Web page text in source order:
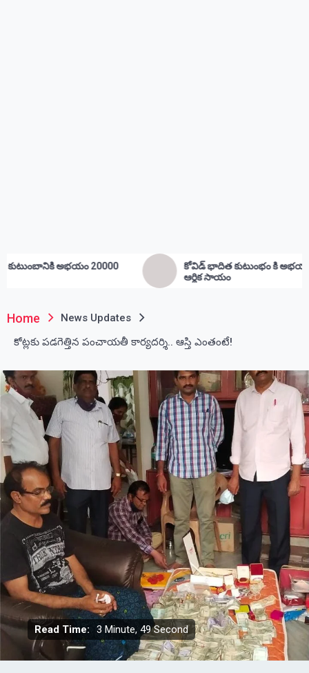
కోవిడ్ భాదిత కుటుంభం కి అభయం 20000
Home
News Updates
కోట్లకు పడగెత్తిన పంచాయతీ కార్యదర్శి.. ఆస్తి ఎంతంటే!
Read Time: 3 Minute, 49 Second